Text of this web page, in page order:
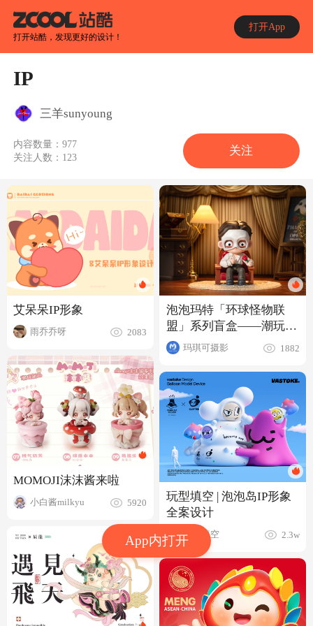
打开站酷，发现更好的设计！
打开App
App内打开
IP
三羊sunyoung
内容数量：977
关注人数： 123
关注
艾呆呆IP形象
雨乔乔呀 2083
MOMOJI沫沫酱来啦
小白酱milkyu 5920
泡泡玛特「环球怪物联
盟」系列盲盒——潮玩手
办拍摄玛琪可摄影 1882
玩型填空 | 泡泡岛IP形象
全案设计
玩型填空 2.3w